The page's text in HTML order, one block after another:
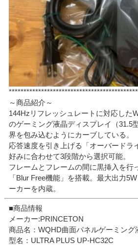
～商品紹介～
144Hzリフレッシュレートに対応した
のゲーミング液晶ディスプレイ（31.5
界を包み込むようにカーブしている。
応答速度を引き上げる「オーバードラ
好みに合わせて3段階から選択可能。
フレームとフレームの間に黒挿入を行
「Blur Free機能」を搭載。最大出力
ーカーを内蔵。
■商品情報
メーカー:PRINCETON
商品名：WQHD曲面パネルゲーミング
型名：ULTRA PLUS UP-HC32C